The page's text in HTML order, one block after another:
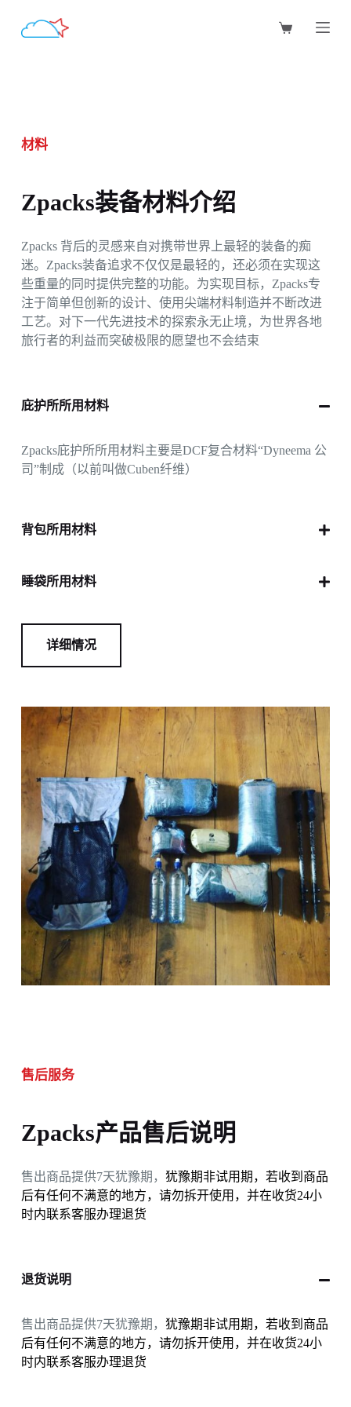
过
材料
Zpacks装备材料介绍
Zpacks 背后的灵感来自对携带世界上最轻的装备的痴
迷。Zpacks装备追求不仅仅是最轻的，还必须在实现这
些重量的同时提供完整的功能。为实现目标，Zpacks专
注于简单但创新的设计、使用尖端材料制造并不断改进
工艺。对下一代先进技术的探索永无止境，为世界各地
旅行者的利益而突破极限的愿望也不会结束
庇护所所用材料
Zpacks庇护所所用材料主要是DCF复合材料“Dyneema 公
司”制成（以前叫做Cuben纤维）
背包所用材料
睡袋所用材料
详细情况
售后服务
Zpacks产品售后说明
售出商品提供7天犹豫期， 犹豫期非试用期，若收到商品
后有任何不满意的地方，请勿拆开使用，并在收货24小
时内联系客服办理退货
退货说明
售出商品提供7天犹豫期， 犹豫期非试用期，若收到商品
后有任何不满意的地方，请勿拆开使用，并在收货24小
时内联系客服办理退货